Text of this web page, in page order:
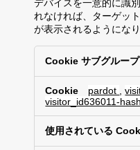
デバイスを一意的に識
れなければ、ターゲッ
が表示されるようになり
テ
ィ
pardot ,
visitor_id636011-hash